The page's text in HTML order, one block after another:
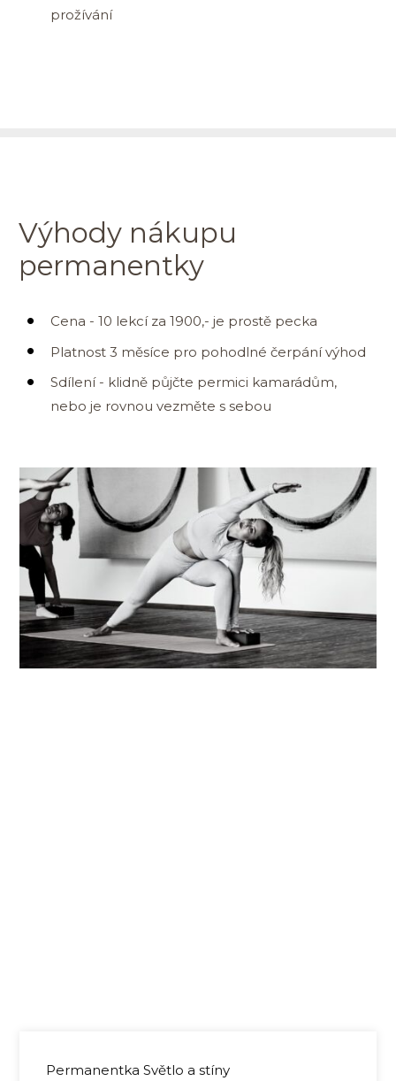
prožívání
Výhody nákupu
permanentky
Cena - 10 lekcí za 1900,- je prostě pecka
Platnost 3 měsíce pro pohodlné čerpání výhod
Sdílení - klidně půjčte permici kamarádům,
nebo je rovnou vezměte s sebou
Permanentka Světlo a stíny